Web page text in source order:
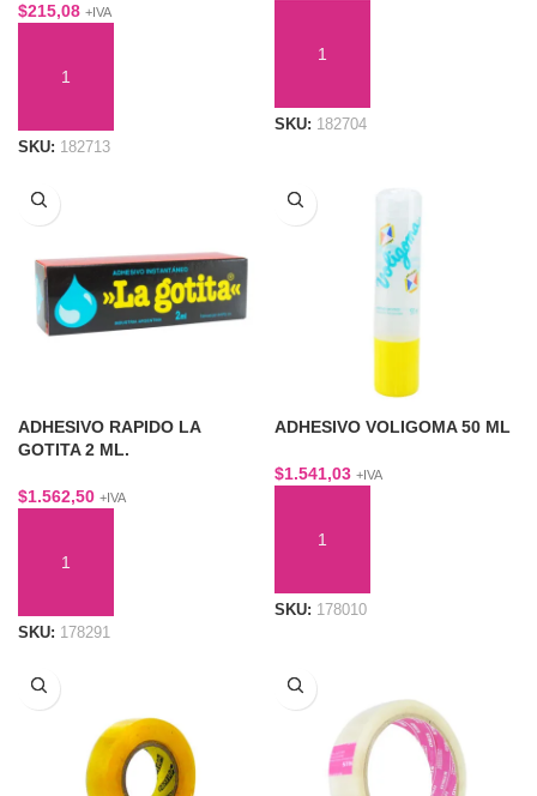
$215,08 +IVA
SKU: 182713
SKU: 182704
ADHESIVO RAPIDO LA
GOTITA 2 ML.
$1.562,50 +IVA
SKU: 178291
ADHESIVO VOLIGOMA 50 ML
$1.541,03 +IVA
SKU: 178010